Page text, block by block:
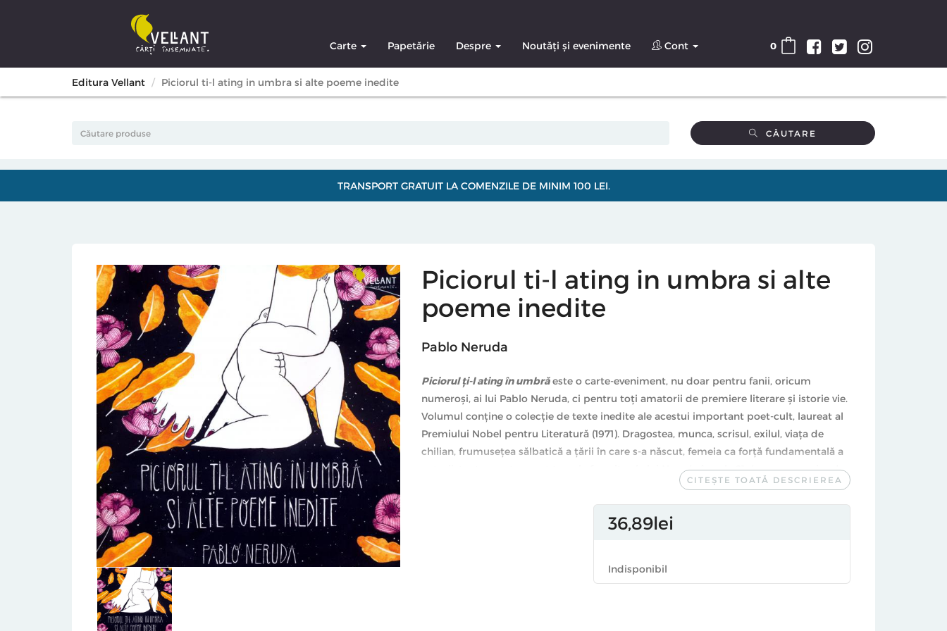
0
Carte Papetărie Despre Noutăți și evenimente Cont
Editura Vellant Piciorul ti-l ating in umbra si alte poeme inedite
CĂUTARE
TRANSPORT GRATUIT LA COMENZILE DE MINIM 100 LEI.
Piciorul ti-l ating in umbra si alte
poeme inedite
Pablo Neruda
Piciorulți-l ating în umbrăeste o carte-eveniment, nu doar pentru fanii, oricum
numeroși, ai lui Pablo Neruda, ci pentru toți amatorii de premiere literare și istorie vie.
Volumul conține o colecție de texte inedite ale acestui important poet-cult, laureat al
Premiului Nobel pentru Literatură (1971). Dragostea, munca, scrisul, exilul, viața de
chilian, frumusețea sălbatică a țării în care s-a născut, femeia ca forță fundamentală a
naturii, toate acestea sunt temele favorite ale lui Neruda în cele 21 de poeme scrise de-
a lungul a peste 20 de ani, din anii '50 și până în 1973. Publicate în reviste obscure,
uitate prin caiete sau scrise direct pe șervețele, meniuri de cafenea sau programe de
vase de croazieră, aceste poeme - unele nefinisate, altele reconstituite - au forța brută,
CITEȘTE TOATĂ DESCRIEREA
3689lei
Indisponibil